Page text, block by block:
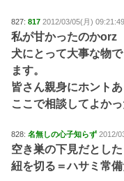
827: 817 2012/03/05(月)
私が甘かったのかorz
犬にとって大事な物
ます。
皆さん親身にホントあ
ここで相談してよかっ
828: 名無しの心子知らず 2012/
空き巣の下見だとし
紐を切る＝ハサミ常備